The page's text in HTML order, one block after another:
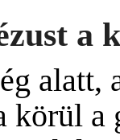
a
alatt,
körül a